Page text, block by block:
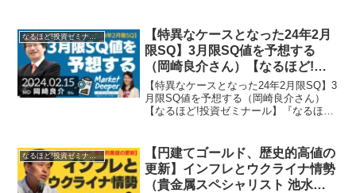
が、投資・お金についてホットなテー
マ...
なるほど!投資ゼミナール
【特異なケースとなった24年2月
限SQ】3月限SQ値を予想する
（岡崎良介さん）【なるほど!投
資ゼミナール】
【特異なケースとなった24年2月限SQ】3
月限SQ値を予想する（岡崎良介さん）
【なるほど!投資ゼミナール】『なるほど!
金についてホットなテーマ、そして様々
なゲストをお呼...
なるほど!投資ゼミナール
【円建てゴールド、歴史的高値の
更新】インフレとウクライナ情勢
（貴金属スペシャリスト 池水雄